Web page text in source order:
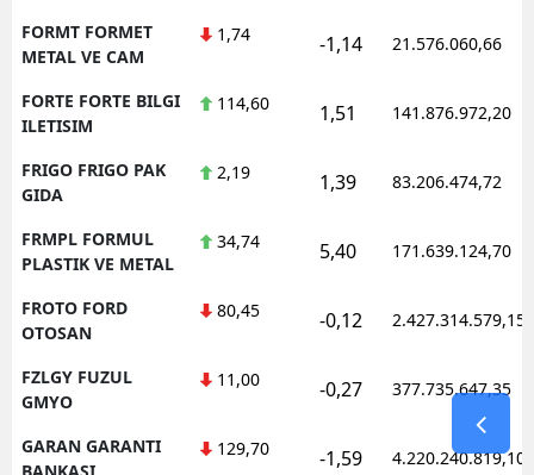
FORMT FORMET
METAL VE CAM
1,74 -1,14 21.576.060,66
FORTE FORTE BILGI
ILETISIM
114,60 1,51 141.876.972,20
FRIGO FRIGO PAK
GIDA
2,19 1,39 83.206.474,72
FRMPL FORMUL
PLASTIK VE METAL
34,74 5,40 171.639.124,70
FROTO FORD
OTOSAN
80,45 -0,12 2.427.314.579,15
FZLGY FUZUL
GMYO
11,00 -0,27 377.735.647,35
GARAN GARANTI
BANKASI
129,70 -1,59 4.220.240.819,10